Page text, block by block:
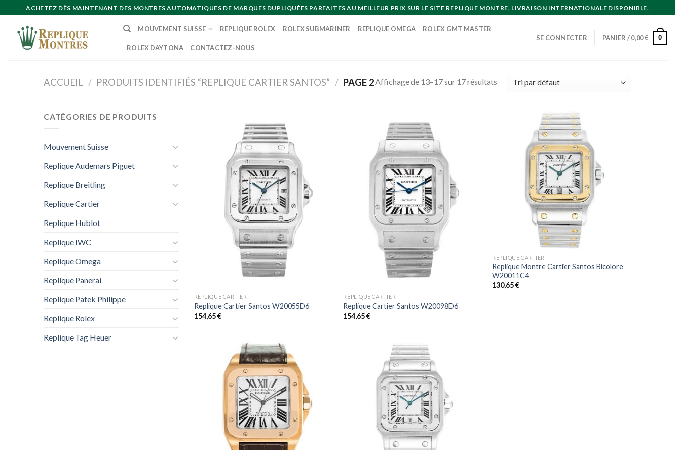
to
content
ACHETEZ DÈS MAINTENANT DES MONTRES AUTOMATIQUES DE MARQUES DUPLIQUÉES PARFAITES AU MEILLEUR PRIX SUR LE SITE REPLIQUE MONTRE. LIVRAISON INTERNATIONALE DISPONIBLE.
MOUVEMENT SUISSE REPLIQUE ROLEX ROLEX SUBMARINER REPLIQUE OMEGA ROLEX GMT MASTER
ROLEX DAYTONA CONTACTEZ-NOUS
SE CONNECTER PANIER /0,00€ 0
ACCUEIL / PRODUITS IDENTIFIÉS “REPLIQUE CARTIER SANTOS” / PAGE 2 Affichage de 13–17 sur 17 résultats
CATÉGORIES DE PRODUITS
Mouvement Suisse
Replique Audemars Piguet
Replique Breitling
Replique Cartier
Replique Hublot
Replique IWC
Replique Omega
Replique Panerai
Replique Patek Philippe
Replique Rolex
Replique Tag Heuer
REPLIQUE CARTIER
Replique Cartier Santos W20055D6
154,65€
REPLIQUE CARTIER
Replique Cartier Santos W20098D6
154,65€
REPLIQUE CARTIER
Replique Montre Cartier Santos Bicolore
W20011C4
130,65€